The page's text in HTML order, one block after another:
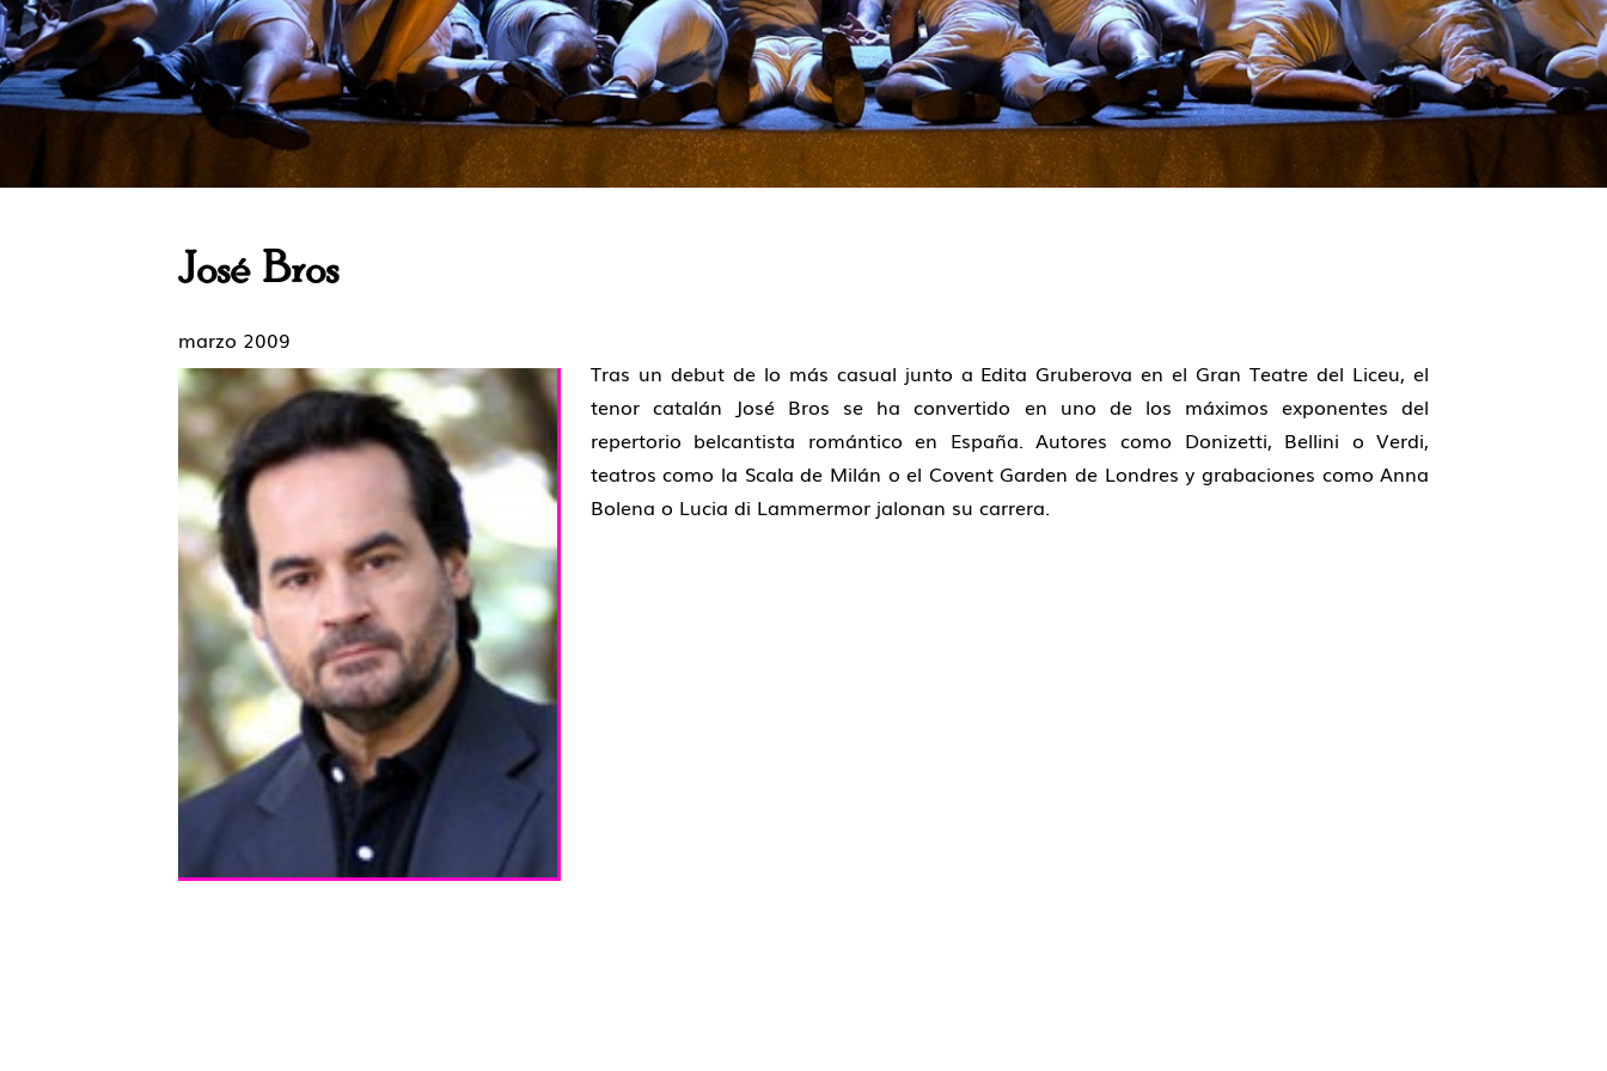
José Bros
marzo 2009
Tras un debut de lo más casual junto a Edita Gruberova en el Gran Teatre del Liceu, el
tenor catalán José Bros se ha convertido en uno de los máximos exponentes del
repertorio belcantista romántico en España. Autores como Donizetti, Bellini o Verdi,
teatros como la Scala de Milán o el Covent Garden de Londres y grabaciones como Anna
Bolena o Lucia di Lammermor jalonan su carrera.